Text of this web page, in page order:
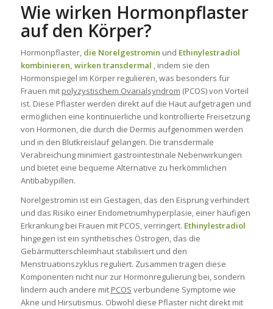
Wie wirken Hormonpflaster
auf den Körper?
Hormonpflaster, die Norelgestromin und Ethinylestradiol
kombinieren, wirken transdermal , indem sie den
Hormonspiegel im Körper regulieren, was besonders für
Frauen mit polyzystischem Ovarialsyndrom (PCOS) von Vorteil
ist. Diese Pflaster werden direkt auf die Haut aufgetragen und
ermöglichen eine kontinuierliche und kontrollierte Freisetzung
von Hormonen, die durch die Dermis aufgenommen werden
und in den Blutkreislauf gelangen. Die transdermale
Verabreichung minimiert gastrointestinale Nebenwirkungen
und bietet eine bequeme Alternative zu herkömmlichen
Antibabypillen.
Norelgestromin ist ein Gestagen, das den Eisprung verhindert
und das Risiko einer Endometriumhyperplasie, einer häufigen
Erkrankung bei Frauen mit PCOS, verringert. Ethinylestradiol
hingegen ist ein synthetisches Östrogen, das die
Gebärmutterschleimhaut stabilisiert und den
Menstruationszyklus reguliert. Zusammen tragen diese
Komponenten nicht nur zur Hormonregulierung bei, sondern
lindern auch andere mit PCOS verbundene Symptome wie
Akne und Hirsutismus. Obwohl diese Pflaster nicht direkt mit